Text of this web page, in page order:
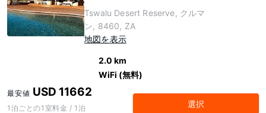
Tswalu Desert Reserve, クルマ
ン, 8460, ZA
地図を表示
2.0 km
WiFi (無料)
最安値 USD 11662
1泊ごとの1室料金 / 1泊 選択